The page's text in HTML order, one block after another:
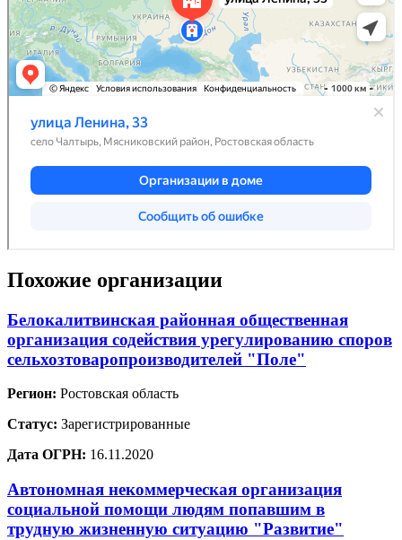
Похожие организации
Белокалитвинская районная общественная
организация содействия урегулированию споров
сельхозтоваропроизводителей "Поле"
Регион: Ростовская область
Статус: Зарегистрированные
Дата ОГРН: 16.11.2020
Автономная некоммерческая организация
социальной помощи людям попавшим в
трудную жизненную ситуацию "Развитие"